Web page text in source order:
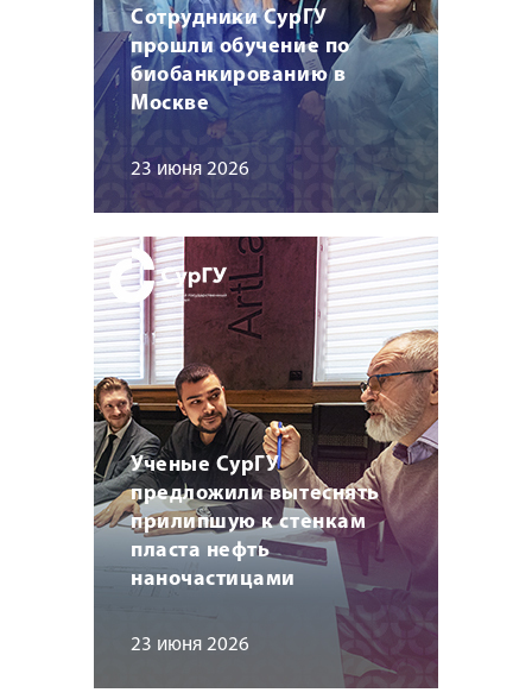
Сотрудники СурГУ
прошли обучение по
биобанкированию в
Москве
23 июня 2026
Ученые СурГУ
предложили вытеснять
прилипшую к стенкам
пласта нефть
наночастицами
23 июня 2026